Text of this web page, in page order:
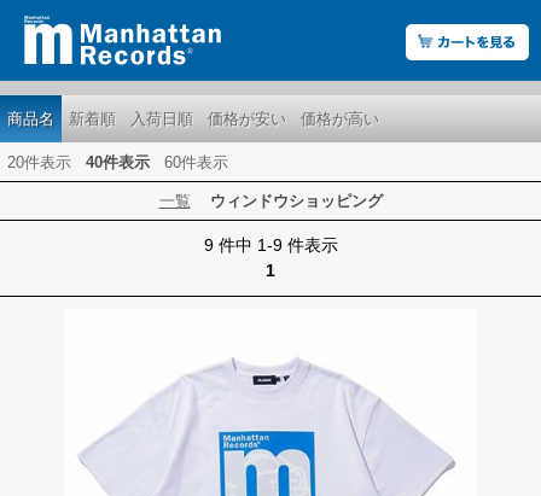
商品名 新着順 入荷日順 価格が安い 価格が高い
20件表示 40件表示 60件表示
一覧 ウィンドウショッピング
9 件中 1-9 件表示
1